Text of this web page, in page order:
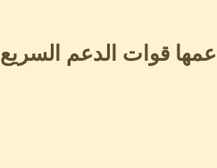
قوات الدعم السريع